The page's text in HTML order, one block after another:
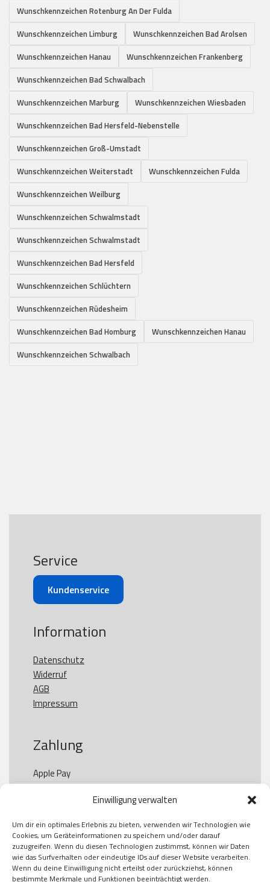
Einwilligung verwalten
Um dir ein optimales Erlebnis zu bieten, verwenden wir Technologien wie
Cookies, um Geräteinformationen zu speichern und/oder darauf
zuzugreifen. Wenn du diesen Technologien zustimmst, können wir Daten
wie das Surfverhalten oder eindeutige IDs auf dieser Website verarbeiten.
Wenn du deine Einwilligung nicht erteilst oder zurückziehst, können
bestimmte Merkmale und Funktionen beeinträchtigt werden.
Wunschkennzeichen Rotenburg An Der Fulda
Wunschkennzeichen Limburg
Wunschkennzeichen Bad Arolsen
Wunschkennzeichen Hanau
Wunschkennzeichen Frankenberg
Wunschkennzeichen Bad Schwalbach
Wunschkennzeichen Marburg
Wunschkennzeichen Wiesbaden
Wunschkennzeichen Bad Hersfeld-Nebenstelle
Wunschkennzeichen Groß-Umstadt
Wunschkennzeichen Weiterstadt
Wunschkennzeichen Fulda
Wunschkennzeichen Weilburg
Wunschkennzeichen Schwalmstadt
Wunschkennzeichen Schwalmstadt
Wunschkennzeichen Bad Hersfeld
Wunschkennzeichen Schlüchtern
Wunschkennzeichen Rüdesheim
Wunschkennzeichen Bad Homburg
Wunschkennzeichen Hanau
Wunschkennzeichen Schwalbach
Service
Kundenservice
Information
Datenschutz
Widerruf
AGB
Impressum
Zahlung
Apple Pay
Paypal
Kauf auf Rechung
Klarna
American Express